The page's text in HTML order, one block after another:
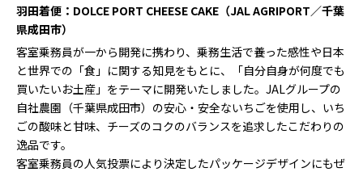
羽田着便：DOLCE PORT CHEESE CAKE（JAL AGRIPORT／千葉
県成田市）
客室乗務員が一から開発に携わり、乗務生活で養った感性や日本
と世界での「食」に関する知見をもとに、「自分自身が何度でも
買いたいお土産」をテーマに開発いたしました。JALグループの
自社農園（千葉県成田市）の安心・安全ないちごを使用し、いち
ごの酸味と甘味、チーズのコクのバランスを追求したこだわりの
逸品です。
客室乗務員の人気投票により決定したパッケージデザインにもぜ